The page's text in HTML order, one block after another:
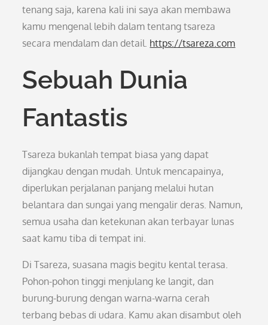
tenang saja, karena kali ini saya akan membawa
kamu mengenal lebih dalam tentang tsareza
secara mendalam dan detail. https://tsareza.com
Sebuah Dunia
Fantastis
Tsareza bukanlah tempat biasa yang dapat
dijangkau dengan mudah. Untuk mencapainya,
diperlukan perjalanan panjang melalui hutan
belantara dan sungai yang mengalir deras. Namun,
semua usaha dan ketekunan akan terbayar lunas
saat kamu tiba di tempat ini.
Di Tsareza, suasana magis begitu kental terasa.
Pohon-pohon tinggi menjulang ke langit, dan
burung-burung dengan warna-warna cerah
terbang bebas di udara. Kamu akan disambut oleh